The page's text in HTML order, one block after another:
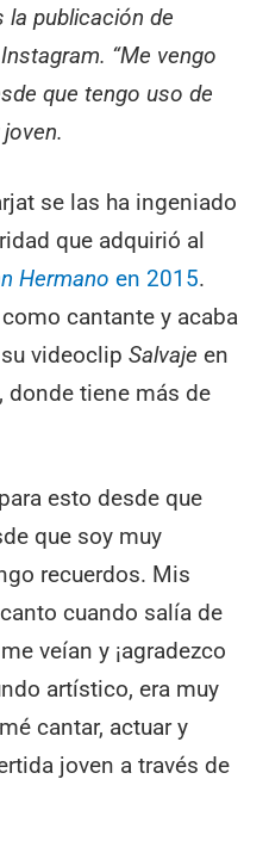
la publicación de
“Me vengo
que tengo uso de
se las ha ingeniado
que adquirió al
Hermano en 2015.
cantante y acaba
su videoclipSalvaje en
donde tiene más de
esto desde que
que soy muy
recuerdos. Mis
cuando salía de
veían y ¡agradezco
artístico, era muy
cantar, actuar y
joven a través de